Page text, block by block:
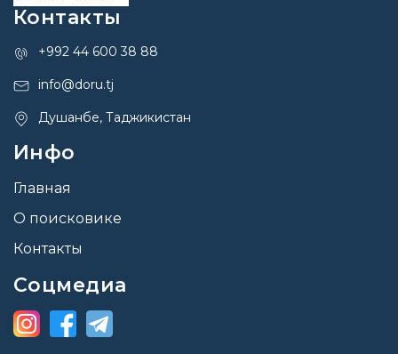
Контакты
+992 44 600 38 88
info@doru.tj
Душанбе, Таджикистан
Инфо
Главная
О поисковике
Контакты
Соцмедиа